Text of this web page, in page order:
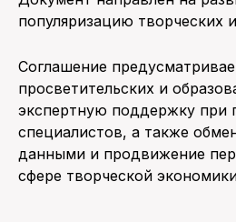
популяризацию творческих
Соглашение
просветительских и
экспертную поддержку при
специалистов, а также
данными и продвижение
сфере творческой